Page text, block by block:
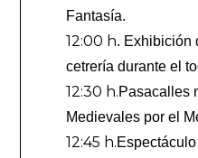
Fantasía.
12:00 h. Exhibición
cetrería durante el
12:30 h.Pasacalles
Medievales por el
12:45 h.